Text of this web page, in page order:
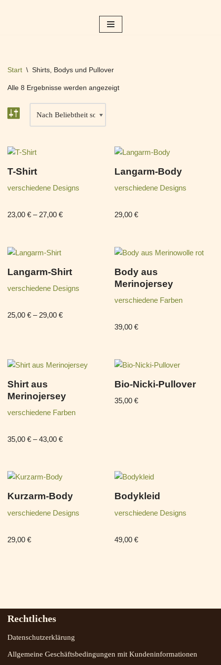
Start \ Shirts, Bodys und Pullover
Alle 8 Ergebnisse werden angezeigt
T-Shirt
verschiedene Designs
23,00 € – 27,00 €
Langarm-Body
verschiedene Designs
29,00€
Langarm-Shirt
verschiedene Designs
25,00 € – 29,00 €
Body aus
Merinojersey
verschiedene Farben
39,00€
Shirt aus
Merinojersey
verschiedene Farben
35,00 € –43,00 €
Bio-Nicki-Pullover
35,00€
Kurzarm-Body
verschiedene Designs
29,00 €
Bodykleid
verschiedene Designs
49,00€
Rechtliches
Datenschutzerklärung
Allgemeine Geschäftsbedingungen mit Kundeninformationen